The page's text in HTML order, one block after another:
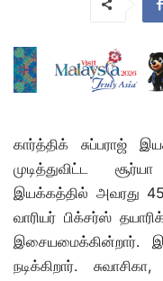
கார்த்திக் சுப்பராஜ்
முடித்துவிட்ட
இயக்கத்தில் அவரது
வாரியர் பிக்சர்ஸ்
இசையமைக்கின்றார்.
நடிக்கிறார்.